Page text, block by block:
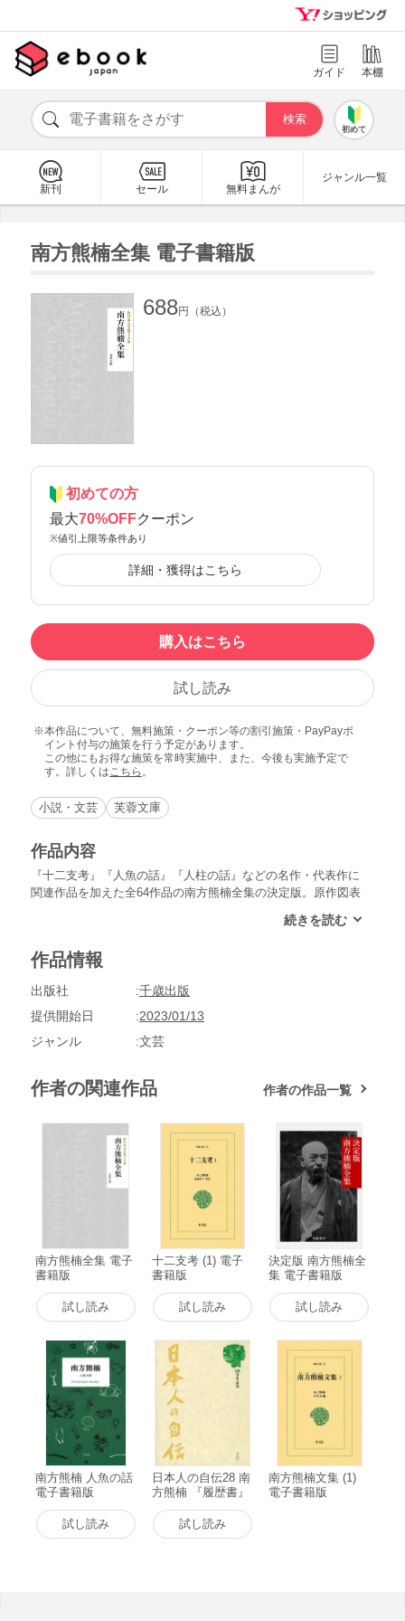
ガイド 本棚
初めて
新刊 セール 無料まんが
ジャンル一覧
南方熊楠全集 電子書籍版
688円（税込）
初めての方
最大70%OFFクーポン
※値引上限等条件あり
詳細・獲得はこちら
購入はこちら
試し読み
本作品について、無料施策・クーポン等の割引施策・PayPayポ
イント付与の施策を行う予定があります。
この他にもお得な施策を常時実施中、また、今後も実施予定で
す。詳しくはこちら 。
小説・文芸 芙蓉文庫
作品内容
『十二支考』『人魚の話』『人柱の話』などの名作・代表作に
関連作品を加えた全64作品の南方熊楠全集の決定版。原作図表
すぐにお読みいただけます。●目次安宅関の弁慶イスノキに関
人易の占いして金取り出だしたること江島記行大きな蟹の話お
知らばその女を婚し得ること河童についてカシャンボのこと厠
で唾はくを忌むきのふけふの草花棄老伝説に就て蝙蝠および鳥
に関する迷信鹿と緬羊邪視について十二支考 一 虎に関する
宮入りの話 四 蛇に関する民俗と伝説 五 馬に関する民俗
と伝説 六 羊に関する民俗と伝説 七 猴に関する伝説
民俗と伝説 一一 鼠に関する民俗と信念情事を好く植物女性
における猥褻の文身神社合祀に関する意見睡人および死人の魂
入れ替わりし譚睡眠中に霊魂抜け出づとの迷信草花伝説詛言に
就て狸の金玉魂空中に倒懸すること通り魔の俗説虎が人に方術
を教えたこと泣き仏七種の菜粥日月中の想像動物人魚の話蓮の
花開く音を聴く事針売りのこと毘沙門の名号に就いて再び毘沙
門に就て人柱の話秘魯国に漂著せる日本人武辺手段のこと水の
神としての田螺桃栗三年桃太郎伝説野生食用果実山婆の髪の毛
作品情報
出版社
千歳出版
提供開始日
2023/01/13
ジャンル
文芸
作者の関連作品 作者の作品一覧
南方熊楠全集 電子
書籍版
試し読み
十二支考 (1) 電子
書籍版
試し読み
決定版 南方熊楠全
集 電子書籍版
試し読み
南方熊楠 人魚の話
電子書籍版
試し読み
日本人の自伝28 南
方熊楠 『履歴書』
電子書籍版
試し読み
南方熊楠文集 (1)
電子書籍版